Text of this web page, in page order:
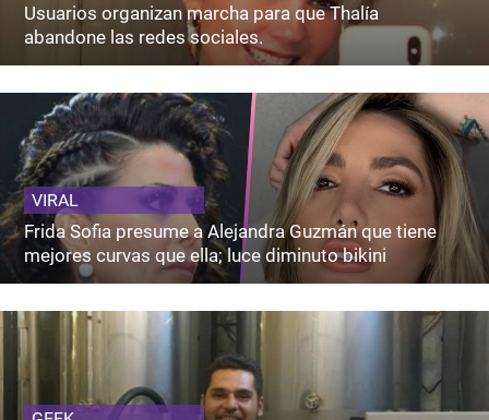
Usuarios organizan marcha para que Thalía
abandone las redes sociales.
VIRAL
Frida Sofia presume a Alejandra Guzmán que tiene
mejores curvas que ella; luce diminuto bikini